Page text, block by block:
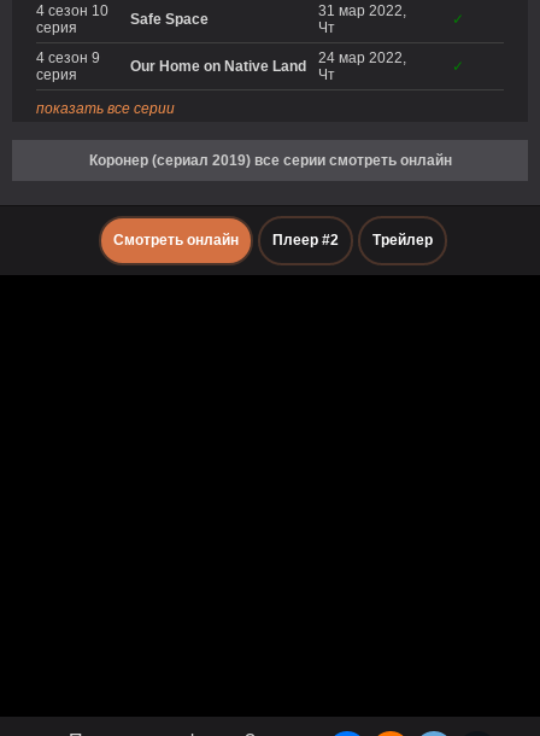
4 сезон 10
серия
Safe Space
31 мар 2022,
Чт
✓
4 сезон 9
серия
Our Home on Native Land
24 мар 2022,
Чт
✓
показать все серии
Коронер (сериал 2019) все серии смотреть онлайн
Смотреть онлайн Плеер #2 Трейлер